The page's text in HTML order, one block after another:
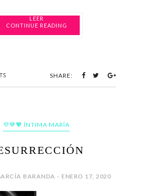
CONTINUE READING
SHARE:
💜💙💖 ÍNTIMA MARÍA
BARANDA - ENERO 17, 2020